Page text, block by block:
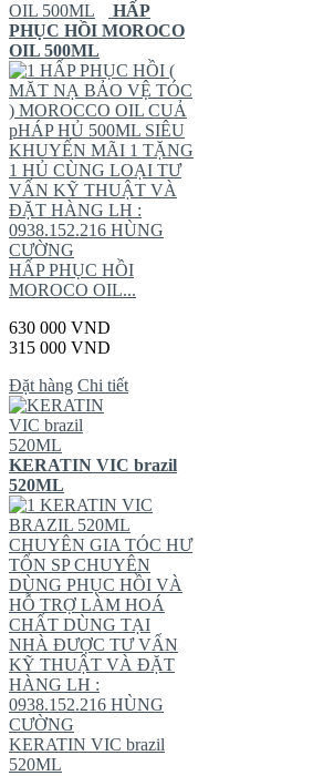
HẤP
PHỤC HỒI MOROCO
OIL 500ML
HẤP PHỤC HỒI (
MĂT NẠ BẢO VỆ TÓC
) MOROCCO OIL CUẢ
pHÁP HỦ 500ML SIÊU
KHUYẾN MÃI 1 TẶNG
1 HỦ CÙNG LOẠI TƯ
VẤN KỸ THUẬT VÀ
ĐẶT HÀNG LH :
0938.152.216 HÙNG
CƯỜNG
HẤP PHỤC HỒI
MOROCO OIL...
630 000 VND
315 000 VND
Đặt hàng Chi tiết
KERATIN VIC brazil
520ML
KERATIN VIC
BRAZIL 520ML
CHUYÊN GIA TÓC HƯ
TỔN SP CHUYÊN
DÙNG PHỤC HỒI VÀ
HỖ TRỢ LÀM HOÁ
CHẤT DÙNG TẠI
NHÀ ĐƯỢC TƯ VẤN
KỸ THUẬT VÀ ĐẶT
HÀNG LH :
0938.152.216 HÙNG
CƯỜNG
KERATIN VIC brazil
520ML